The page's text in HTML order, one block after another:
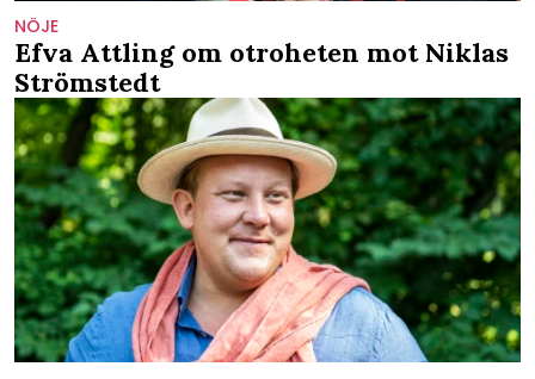
NÖJE
Efva Attling om otroheten mot Niklas
Strömstedt